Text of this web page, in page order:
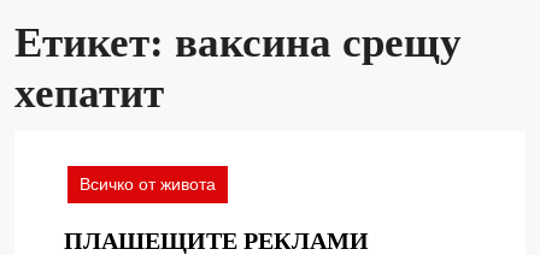
Етикет: ваксина срещу
хепатит
Всичко от живота
ПЛАШЕЩИТЕ РЕКЛАМИПЛАШЕЩИТЕ